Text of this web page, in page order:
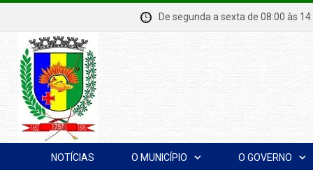
De segunda a sexta de 08:00
NOTÍCIAS O MUNICÍPIO O GOVERNO